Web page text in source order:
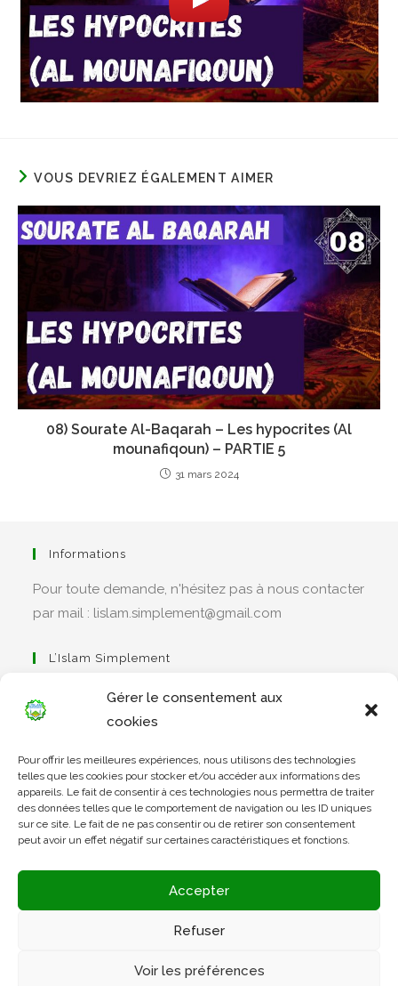
Gérer le consentement aux
cookies
Pour offrir les meilleures expériences, nous utilisons des technologies
telles que les cookies pour stocker et/ou accéder aux informations des
appareils. Le fait de consentir à ces technologies nous permettra de traiter
des données telles que le comportement de navigation ou les ID uniques
sur ce site. Le fait de ne pas consentir ou de retirer son consentement
peut avoir un effet négatif sur certaines caractéristiques et fonctions.
Accepter
Refuser
Voir les préférences
VOUS DEVRIEZ ÉGALEMENT AIMER
08) Sourate Al-Baqarah – Les hypocrites (Al
mounafiqoun) – PARTIE 5
31 mars 2024
Informations
Pour toute demande, n'hésitez pas à nous contacter
par mail : lislam.simplement@gmail.com
L’Islam Simplement
dans
un
nouvel
onglet
Apprendre Le Coran Simplement